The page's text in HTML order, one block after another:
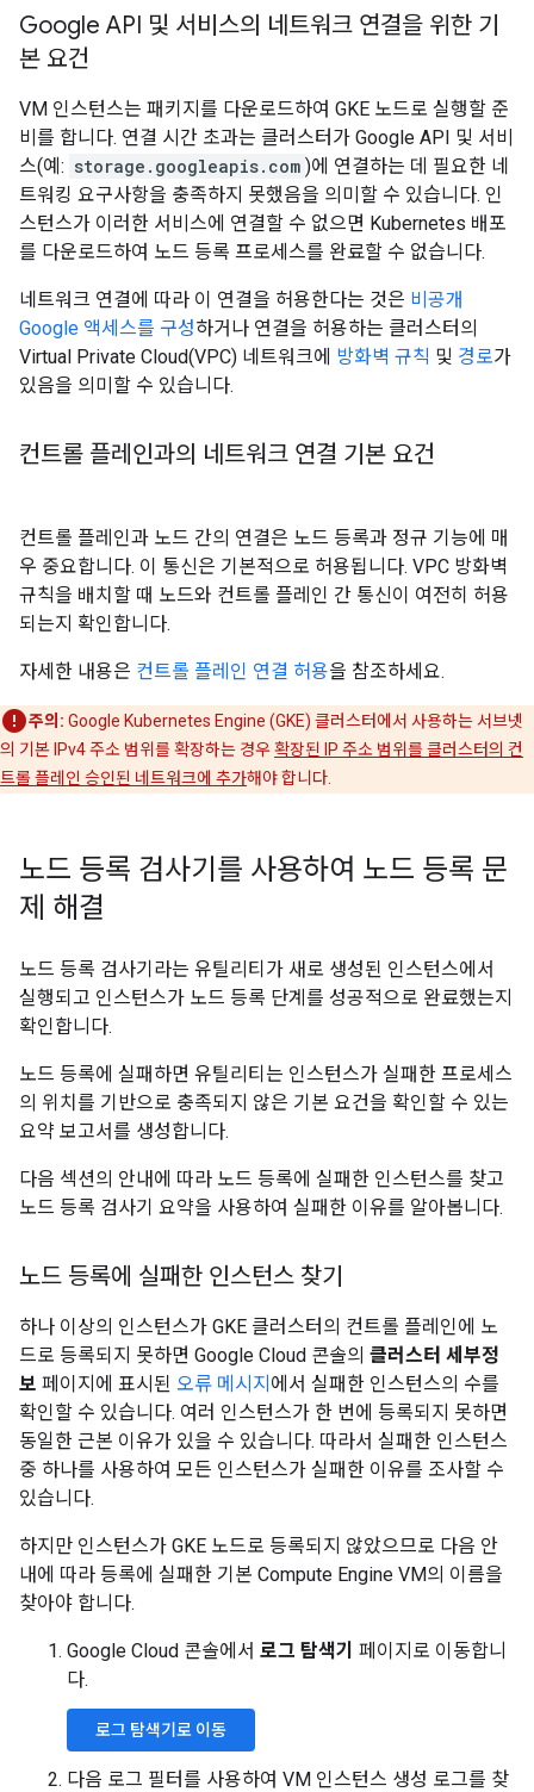
Google API 및 서비스의 네트워크 연결을 위한 기
본 요건
VM 인스턴스는 패키지를 다운로드하여 GKE 노드로 실행할 준
비를 합니다. 연결 시간 초과는 클러스터가 Google API 및 서비
스(예: storage.googleapis.com )에 연결하는 데 필요한 네
트워킹 요구사항을 충족하지 못했음을 의미할 수 있습니다. 인
스턴스가 이러한 서비스에 연결할 수 없으면 Kubernetes 배포
를 다운로드하여 노드 등록 프로세스를 완료할 수 없습니다.
네트워크 연결에 따라 이 연결을 허용한다는 것은 비공개
Google 액세스를 구성하거나 연결을 허용하는 클러스터의
Virtual Private Cloud(VPC) 네트워크에 방화벽 규칙 및 경로가
있음을 의미할 수 있습니다.
컨트롤 플레인과의 네트워크 연결 기본 요건
컨트롤 플레인과 노드 간의 연결은 노드 등록과 정규 기능에 매
우 중요합니다. 이 통신은 기본적으로 허용됩니다. VPC 방화벽
규칙을 배치할 때 노드와 컨트롤 플레인 간 통신이 여전히 허용
되는지 확인합니다.
자세한 내용은 컨트롤 플레인 연결 허용을 참조하세요.
주의: Google Kubernetes Engine (GKE) 클러스터에서 사용하는 서브넷
의 기본 IPv4 주소 범위를 확장하는 경우확장된 IP 주소 범위를 클러스터의 컨
트롤 플레인 승인된 네트워크에 추가해야 합니다.
노드 등록 검사기를 사용하여 노드 등록 문
제 해결
노드 등록 검사기라는 유틸리티가 새로 생성된 인스턴스에서
실행되고 인스턴스가 노드 등록 단계를 성공적으로 완료했는지
확인합니다.
노드 등록에 실패하면 유틸리티는 인스턴스가 실패한 프로세스
의 위치를 기반으로 충족되지 않은 기본 요건을 확인할 수 있는
요약 보고서를 생성합니다.
다음 섹션의 안내에 따라 노드 등록에 실패한 인스턴스를 찾고
노드 등록 검사기 요약을 사용하여 실패한 이유를 알아봅니다.
노드 등록에 실패한 인스턴스 찾기
하나 이상의 인스턴스가 GKE 클러스터의 컨트롤 플레인에 노
드로 등록되지 못하면 Google Cloud 콘솔의 클러스터 세부정
보 페이지에 표시된 오류 메시지 에서 실패한 인스턴스의 수를
확인할 수 있습니다. 여러 인스턴스가 한 번에 등록되지 못하면
동일한 근본 이유가 있을 수 있습니다. 따라서 실패한 인스턴스
중 하나를 사용하여 모든 인스턴스가 실패한 이유를 조사할 수
있습니다.
하지만 인스턴스가 GKE 노드로 등록되지 않았으므로 다음 안
내에 따라 등록에 실패한 기본 Compute Engine VM의 이름을
찾아야 합니다.
Google Cloud 콘솔에서 로그 탐색기 페이지로 이동합니
다.
로그 탐색기로 이동
다음 로그 필터를 사용하여 VM 인스턴스 생성 로그를 찾